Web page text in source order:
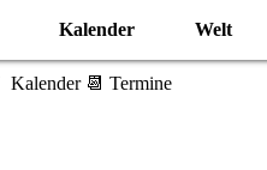
Kalender Welt
Kalender 📆 Termine